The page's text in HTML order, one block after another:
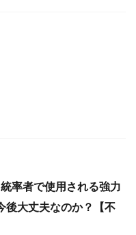
率者で使用される強力
後大丈夫なのか？【不